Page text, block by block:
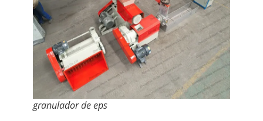
granulador de eps